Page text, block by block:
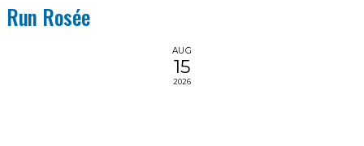
Run Rosée
AUG
15
2026